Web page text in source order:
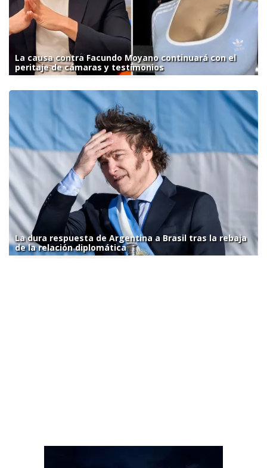
La causa contra Facundo Moyano continuará con el
peritaje de cámaras y testimonios
La dura respuesta de Argentina a Brasil tras la rebaja
de la relación diplomática